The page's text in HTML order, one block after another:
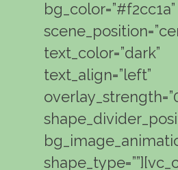
bg_color=”#f2cc1a”
text_color=”dark”
text_align=”left”